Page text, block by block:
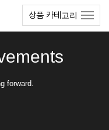
상품 카테고리
forward.